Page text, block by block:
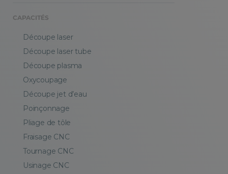
CAPACITÉS
Découpe laser
Découpe laser tube
Découpe plasma
Oxycoupage
Découpe jet d’eau
Poinçonnage
Pliage de tôle
Fraisage CNC
Tournage CNC
Usinage CNC